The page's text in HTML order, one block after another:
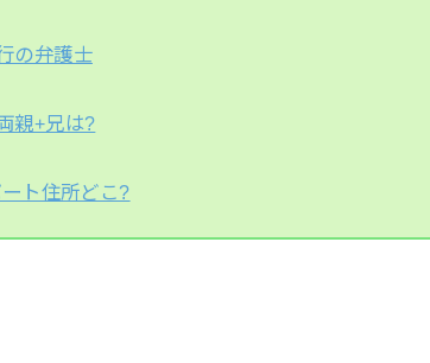
の弁護士
親+兄は?
ト住所どこ?